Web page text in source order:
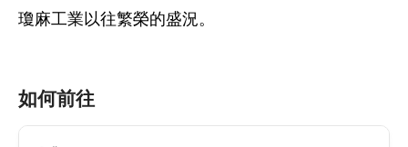
瓊麻工業以往繁榮的盛況。
如何前往